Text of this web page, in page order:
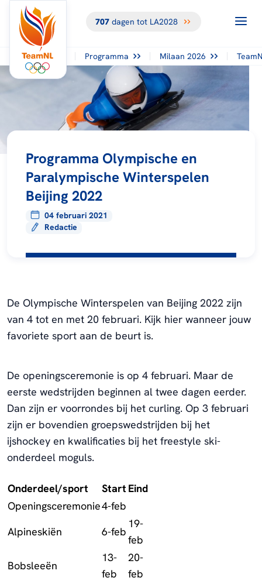
707dagen tot LA2028
Programma Milaan 2026
Programma Olympische en
Paralympische Winterspelen
Beijing 2022
04 februari 2021
Redactie
De Olympische Winterspelen van Beijing 2022 zijn
van 4 tot en met 20 februari. Kijk hier wanneer jouw
favoriete sport aan de beurt is.
De openingsceremonie is op 4 februari. Maar de
eerste wedstrijden beginnen al twee dagen eerder.
Dan zijn er voorrondes bij het curling. Op 3 februari
zijn er bovendien groepswedstrijden bij het
ijshockey en kwalificaties bij het freestyle ski-
onderdeel moguls.
Onderdeel/sport Start Eind
Openingsceremonie4-feb
Alpineskiën
6-feb
19-
feb
Bobsleeën
13-
feb
20-
feb